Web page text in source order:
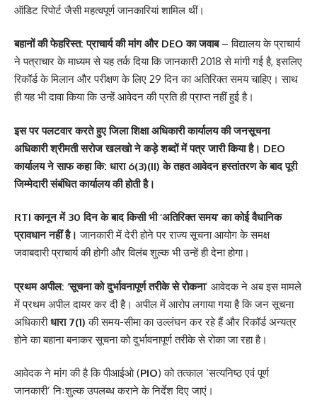
ऑडिट रिपोर्ट जैसी महत्वपूर्ण जानकारियां शामिल थीं।
बहानों की फेहरिस्त: प्राचार्य की मांग और DEO का जवाब– विद्यालय के प्राचार्य
ने पत्राचार के माध्यम से यह तर्क दिया कि जानकारी 2018 से मांगी गई है, इसलिए
रिकॉर्ड के मिलान और परीक्षण के लिए 29 दिन का अतिरिक्त समय चाहिए। साथ
ही यह भी दावा किया कि उन्हें आवेदन की प्रति ही प्राप्त नहीं हुई है।
इस पर पलटवार करते हुए जिला शिक्षा अधिकारी कार्यालय की जनसूचना
अधिकारी श्रीमती सरोज खलखो ने कड़े शब्दों में पत्र जारी किया है। DEO
कार्यालय ने साफ कहा कि: धारा 6(3)(II) के तहत आवेदन हस्तांतरण के बाद पूरी
जिम्मेदारी संबंधित कार्यालय की होती है।
RTI कानून में 30 दिन के बाद किसी भी ‘अतिरिक्त समय’ का कोई वैधानिक
प्रावधान नहीं है।जानकारी में देरी होने पर राज्य सूचना आयोग के समक्ष
जवाबदारी प्राचार्य की होगी और विलंब शुल्क भी उन्हें ही देना होगा।
प्रथम अपील: ‘सूचना को दुर्भावनापूर्ण तरीके से रोकना‘ आवेदक ने अब इस मामले
में प्रथम अपील दायर कर दी है। अपील में आरोप लगाया गया है कि जन सूचना
अधिकारीधारा 7(1)की समय-सीमा का उल्लंघन कर रहे हैं और रिकॉर्ड अन्यत्र
होने का बहाना बनाकर सूचना को दुर्भावनापूर्ण तरीके से रोका जा रहा है।
आवेदक ने मांग की है कि पीआईओ (PIO) को तत्काल ‘सत्यनिष्ठ एवं पूर्ण
जानकारी’ निःशुल्क उपलब्ध कराने के निर्देश दिए जाएं।